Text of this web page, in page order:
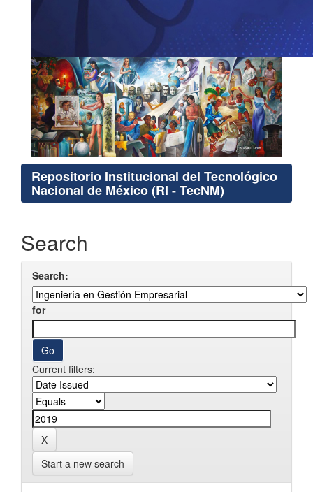
Repositorio Institucional del Tecnológico
Nacional de México (RI - TecNM)
Search
Search:
for
Current filters:
Start a new search